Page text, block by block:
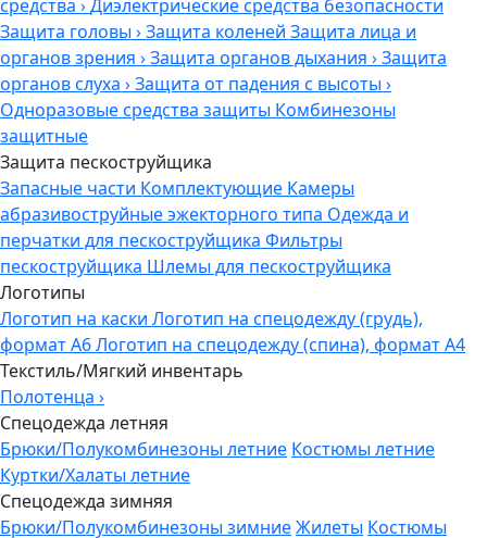
средства ›Диэлектрические средства безопасности
Защита головы ›Защита коленей Защита лица и
органов зрения ›Защита органов дыхания ›Защита
органов слуха ›Защита от падения с высоты ›
Одноразовые средства защиты Комбинезоны
защитные
Защита пескоструйщика
Запасные части Комплектующие Камеры
абразивоструйные эжекторного типа Одежда и
перчатки для пескоструйщика Фильтры
пескоструйщика Шлемы для пескоструйщика
Логотипы
Логотип на каски Логотип на спецодежду (грудь),
формат А6Логотип на спецодежду (спина), формат А4
Текстиль/Мягкий инвентарь
Полотенца ›
Спецодежда летняя
Брюки/Полукомбинезоны летние Костюмы летние
Куртки/Халаты летние
Спецодежда зимняя
Брюки/Полукомбинезоны зимниеЖилеты Костюмы